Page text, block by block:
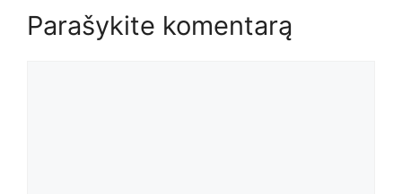
Parašykite komentarą